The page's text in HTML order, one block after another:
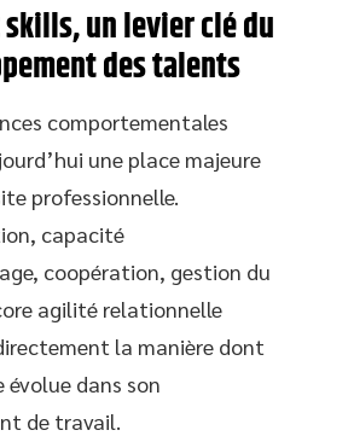
un levier clé du
des talents
comportementales
une place majeure
professionnelle.
capacité
coopération, gestion du
agilité relationnelle
la manière dont
évolue dans son
de travail.